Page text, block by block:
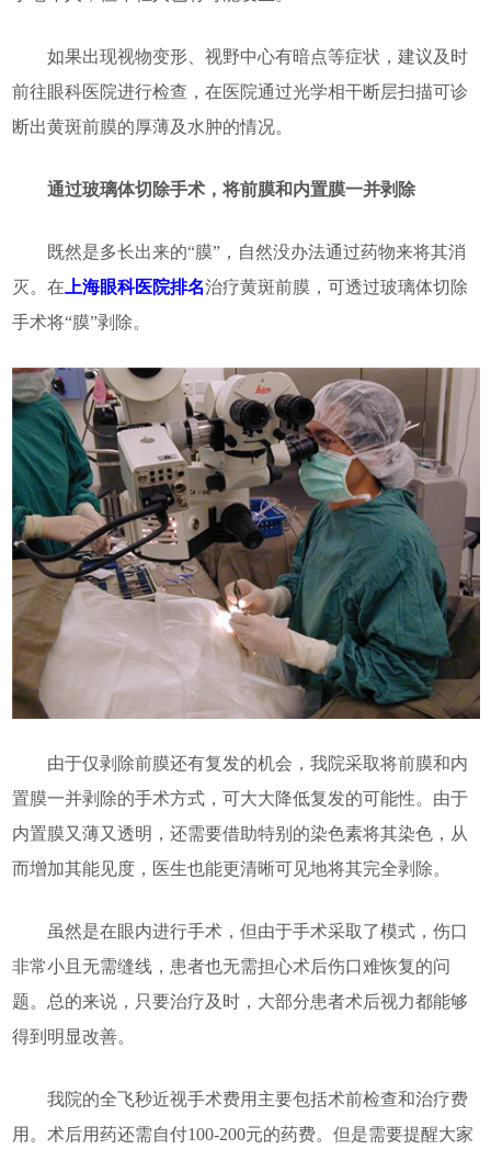
如果出现视物变形、视野中心有暗点等症状，建议及时
前往眼科医院进行检查，在医院通过光学相干断层扫描可诊
断出黄斑前膜的厚薄及水肿的情况。
通过玻璃体切除手术，将前膜和内置膜一并剥除
既然是多长出来的“膜”，自然没办法通过药物来将其消
灭。在 上海眼科医院排名治疗黄斑前膜，可透过玻璃体切除
手术将“膜”剥除。
由于仅剥除前膜还有复发的机会，我院采取将前膜和内
置膜一并剥除的手术方式，可大大降低复发的可能性。由于
内置膜又薄又透明，还需要借助特别的染色素将其染色，从
而增加其能见度，医生也能更清晰可见地将其完全剥除。
虽然是在眼内进行手术，但由于手术采取了模式，伤口
非常小且无需缝线，患者也无需担心术后伤口难恢复的问
题。总的来说，只要治疗及时，大部分患者术后视力都能够
得到明显改善。
我院的全飞秒近视手术费用主要包括术前检查和治疗费
用。术后用药还需自付100-200元的药费。但是需要提醒大家